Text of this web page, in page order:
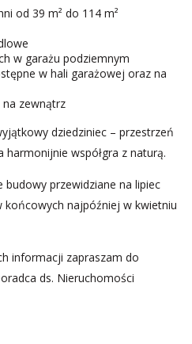
od 39 m² do 114 m²
w garażu podziemnym
w hali garażowej oraz na
zewnątrz
dziedziniec – przestrzeń
harmonijnie współgra z naturą.
budowy przewidziane na lipiec
końcowych najpóźniej w kwietniu
informacji zapraszam do
ds. Nieruchomości